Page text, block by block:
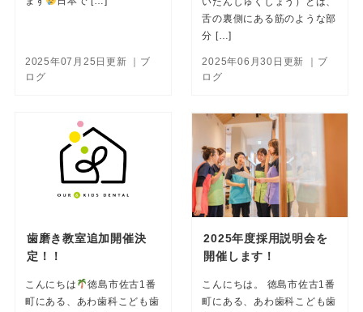
2025年07月25日更新
｜ブ
ログ
舌の裏側にある筋のような部
分 […]
2025年06月30日更新
｜ブ
ログ
歯磨き教室追加開催決
定！！
こんにちは
徳島市佐古1番
町にある、あわ歯科こども歯
2025年度採用説明会を
開催します！
こんにちは。 徳島市佐古1番
町にある、あわ歯科こども歯